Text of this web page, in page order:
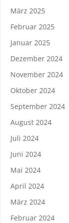
März 2025
Februar 2025
Januar 2025
Dezember 2024
November 2024
Oktober 2024
September 2024
August 2024
Juli 2024
Juni 2024
Mai 2024
April 2024
März 2024
Februar 2024